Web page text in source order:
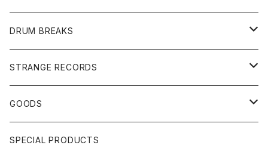
JAPANESE DJ
7"/12"
DONUTS 45
GIRLS
HIPHOP CLASSIC GALLERY
日本語ラップ CLASSIC GALLERY
DRUM BREAKS
US/UK/OTHERS
JAPANESE
STRANGE RECORDS
DRUM DRUM DRUM/KARAOKE
パチソン/AUDIO CHECK/LIBRARY
GOODS
BOOK
SPECIAL PRODUCTS